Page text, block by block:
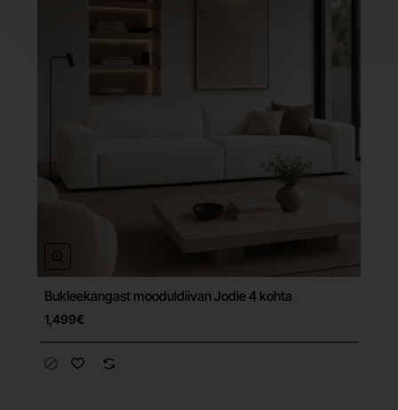
Tasuta tarne
Bukleekangast mooduldiivan Jodie 4 kohta
1,499€